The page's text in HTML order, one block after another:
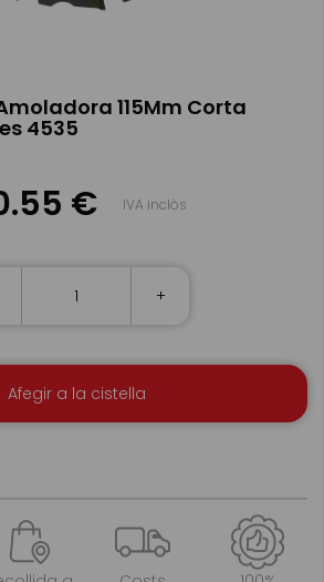
115Mm Corta
4535
€ IVA inclòs
+
Afegir a la cistella